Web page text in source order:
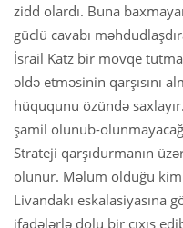
zidd olardı. Buna
güclü cavabı
İsrail Katz bir mövqe
əldə etməsinin qarşısını
hüququnu özündə
şamil olunub-
Strateji qarşıdurmanın
olunur. Məlum olduğu
Livandakı eskalasiyasına
ifadələrlə dolu bir çıxış